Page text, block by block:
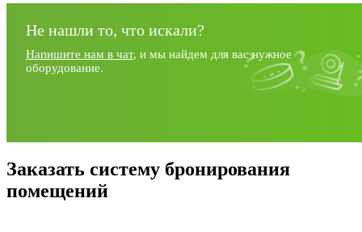
Не нашли то, что искали?
Напишите нам в чат, и мы найдем для вас нужное
оборудование.
Заказать систему бронирования
помещений